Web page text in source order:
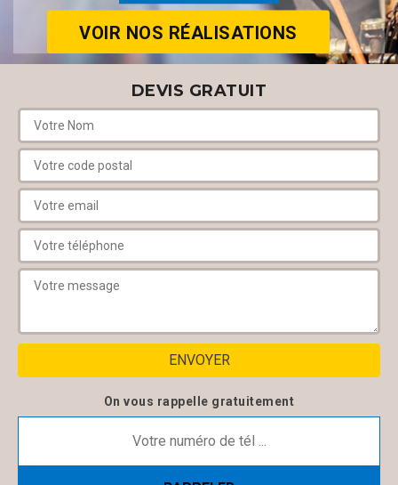
VOIR NOS RÉALISATIONS
DEVIS GRATUIT
On vous rappelle gratuitement